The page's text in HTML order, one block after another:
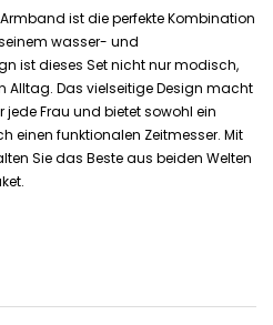
ist die perfekte Kombination
wasser- und
ist dieses Set nicht nur modisch,
Alltag. Das vielseitige Design macht
jede Frau und bietet sowohl ein
einen funktionalen Zeitmesser. Mit
Sie das Beste aus beiden Welten